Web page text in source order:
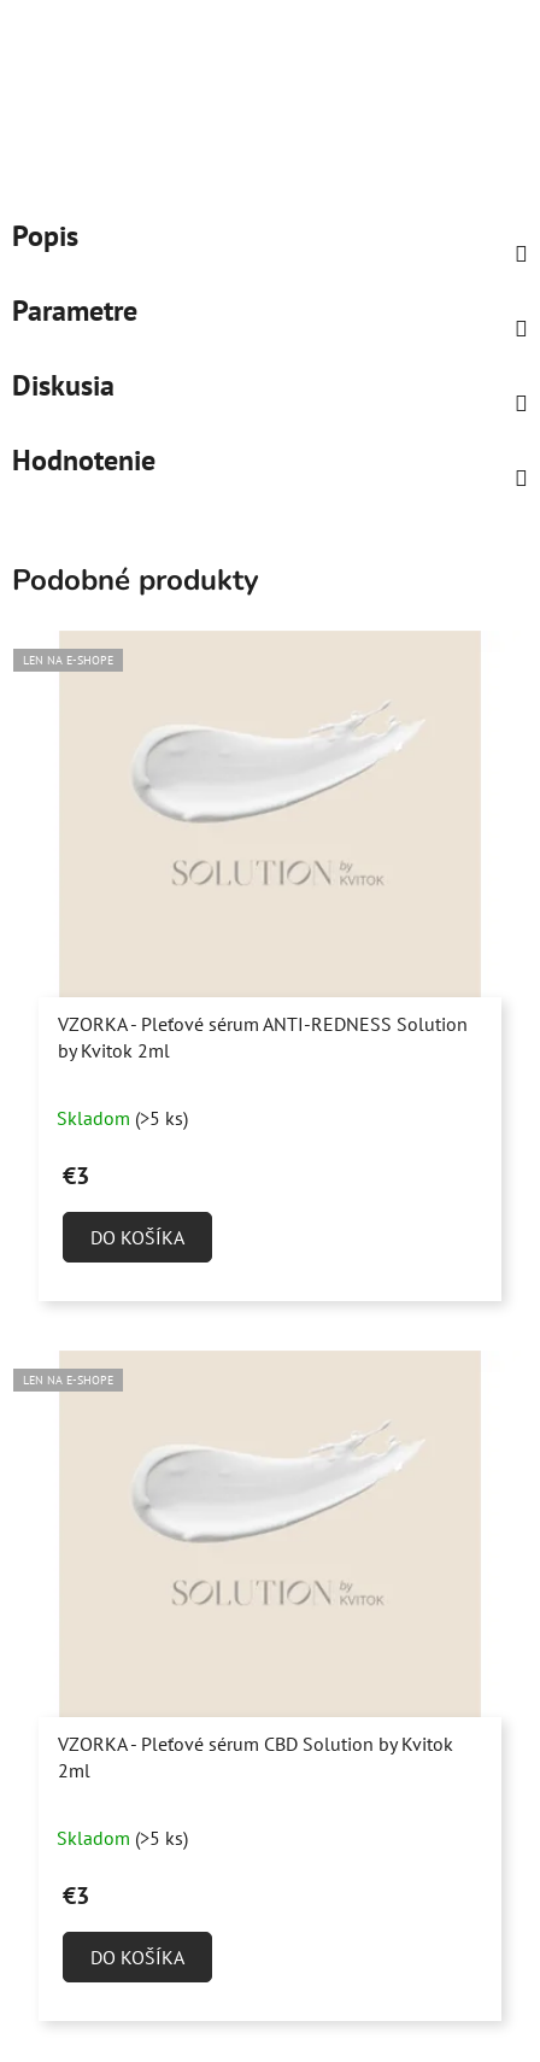
Popis
Parametre
Diskusia
Hodnotenie
Podobné produkty
LEN NA E-SHOPE
VZORKA - Pleťové sérum ANTI-REDNESS Solution
by Kvitok 2ml
Skladom (>5 ks)
€3
DO KOŠÍKA
LEN NA E-SHOPE
VZORKA - Pleťové sérum CBD Solution by Kvitok
2ml
Skladom (>5 ks)
€3
DO KOŠÍKA